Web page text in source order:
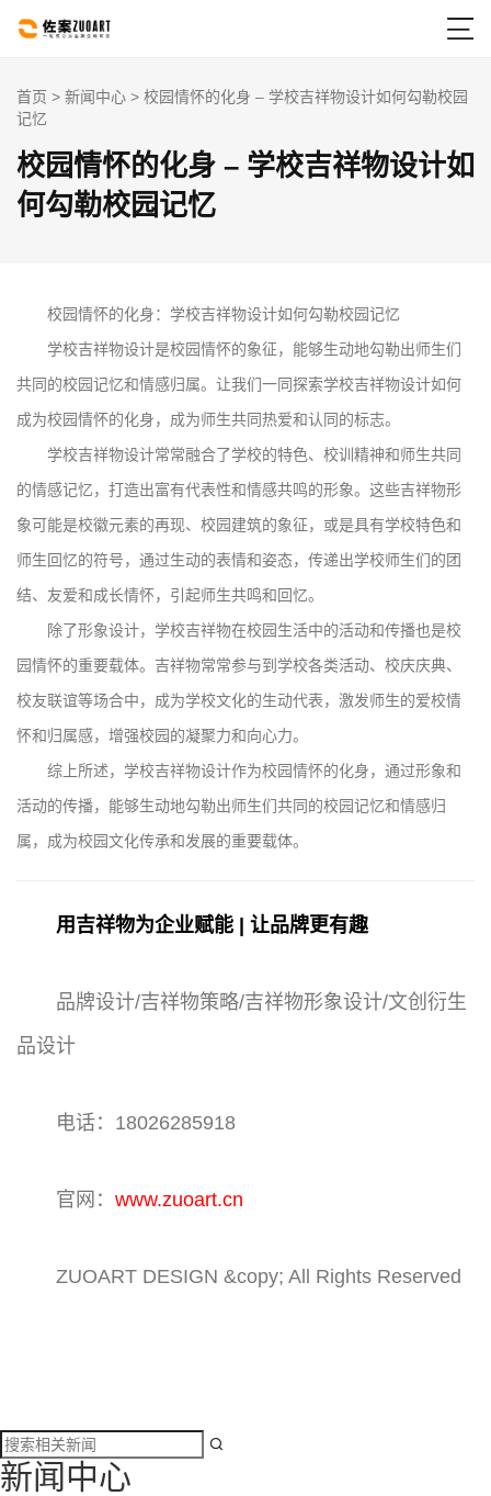

首页 > 新闻中心 > 校园情怀的化身 – 学校吉祥物设计如何勾勒校园
记忆
校园情怀的化身 – 学校吉祥物设计如
何勾勒校园记忆
校园情怀的化身：学校吉祥物设计如何勾勒校园记忆
学校吉祥物设计是校园情怀的象征，能够生动地勾勒出师生们
共同的校园记忆和情感归属。让我们一同探索学校吉祥物设计如何
成为校园情怀的化身，成为师生共同热爱和认同的标志。
学校吉祥物设计常常融合了学校的特色、校训精神和师生共同
的情感记忆，打造出富有代表性和情感共鸣的形象。这些吉祥物形
象可能是校徽元素的再现、校园建筑的象征，或是具有学校特色和
师生回忆的符号，通过生动的表情和姿态，传递出学校师生们的团
结、友爱和成长情怀，引起师生共鸣和回忆。
除了形象设计，学校吉祥物在校园生活中的活动和传播也是校
园情怀的重要载体。吉祥物常常参与到学校各类活动、校庆庆典、
校友联谊等场合中，成为学校文化的生动代表，激发师生的爱校情
怀和归属感，增强校园的凝聚力和向心力。
综上所述，学校吉祥物设计作为校园情怀的化身，通过形象和
活动的传播，能够生动地勾勒出师生们共同的校园记忆和情感归
属，成为校园文化传承和发展的重要载体。
用吉祥物为企业赋能 | 让品牌更有趣
品牌设计/吉祥物策略/吉祥物形象设计/文创衍生
品设计
电话：18026285918
官网： www.zuoart.cn
ZUOART DESIGN &copy; All Rights Reserved

新闻中心